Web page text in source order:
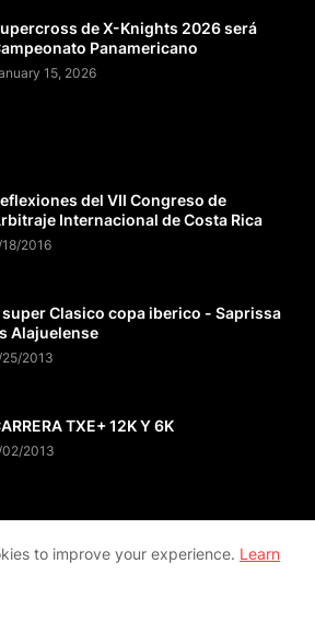
de X-Knights 2026 será
Panamericano
15, 2026
del VII Congreso de
Internacional de Costa Rica
18/2016
super Clasico copa iberico - Saprissa
Alajuelense
2013
TXE+ 12K Y 6K
2013
to improve your experience. Learn